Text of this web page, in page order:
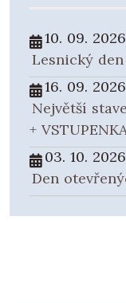
10. 09. 2026
Lesnický den
16. 09. 2026
Největší
+
03. 10. 2026
Den